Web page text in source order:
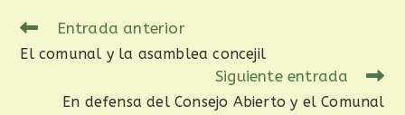
Entrada anterior
El comunal y la asamblea concejil
Siguiente entrada
En defensa del Consejo Abierto y el Comunal